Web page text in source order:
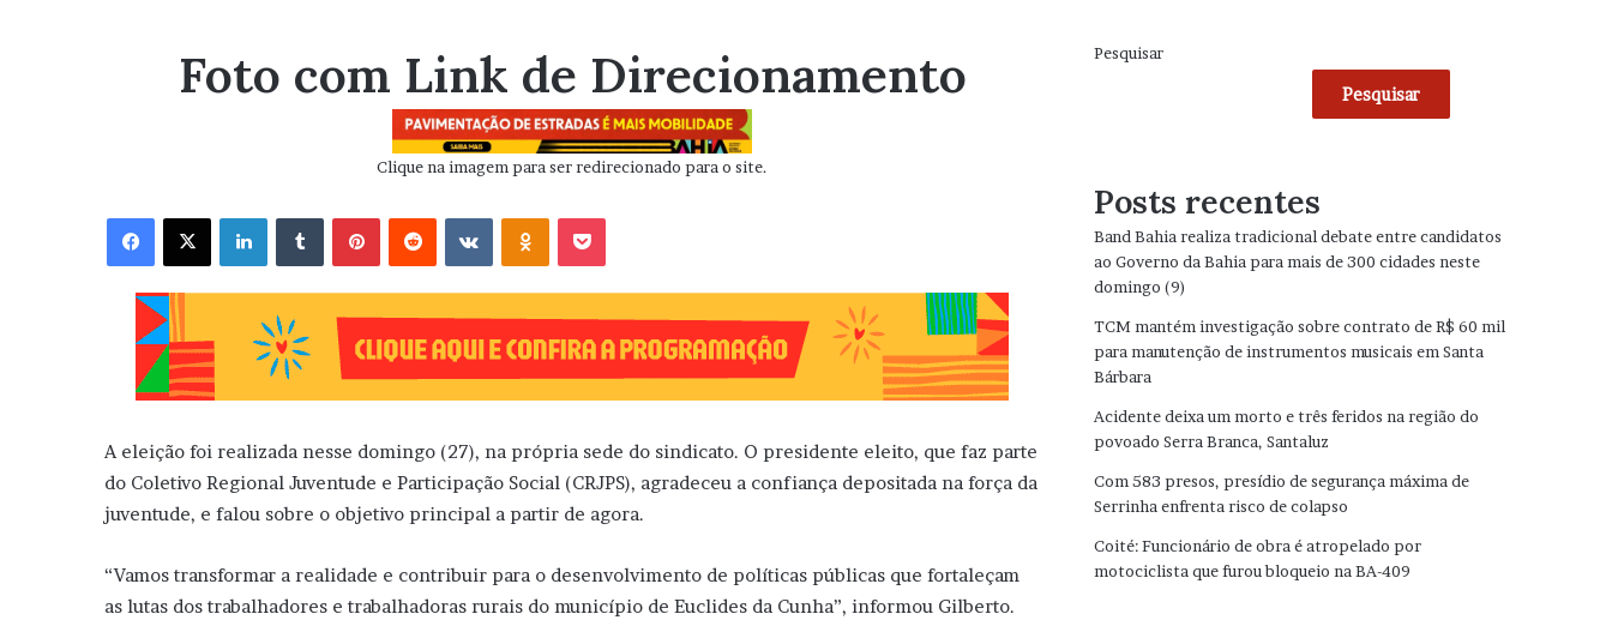
Foto com Link de Direcionamento
Clique na imagem para ser redirecionado para o site.
Facebook X Linkedin VK OK
A eleição foi realizada nesse domingo (27), na própria sede do sindicato. O presidente eleito, que faz parte
do Coletivo Regional Juventude e Participação Social (CRJPS), agradeceu a confiança depositada na força da
juventude, e falou sobre o objetivo principal a partir de agora.
“Vamos transformar a realidade e contribuir para o desenvolvimento de políticas públicas que fortaleçam
as lutas dos trabalhadores e trabalhadoras rurais do município de Euclides da Cunha”, informou Gilberto.
Pesquisar
Pesquisar
Posts recentes
Band Bahia realiza tradicional debate entre candidatos
ao Governo da Bahia para mais de 300 cidades neste
domingo (9)
TCM mantém investigação sobre contrato de R$ 60 mil
para manutenção de instrumentos musicais em Santa
Bárbara
Acidente deixa um morto e três feridos na região do
povoado Serra Branca, Santaluz
Com 583 presos, presídio de segurança máxima de
Serrinha enfrenta risco de colapso
Coité: Funcionário de obra é atropelado por
motociclista que furou bloqueio na BA-409